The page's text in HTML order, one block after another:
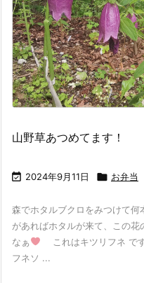
山野草あつめてます！
 2024年9月11日  お弁当
森でホタルブクロをみつけて何
があればホタルが来て、この
なぁ
これはキツリフネ で
フネソ ...